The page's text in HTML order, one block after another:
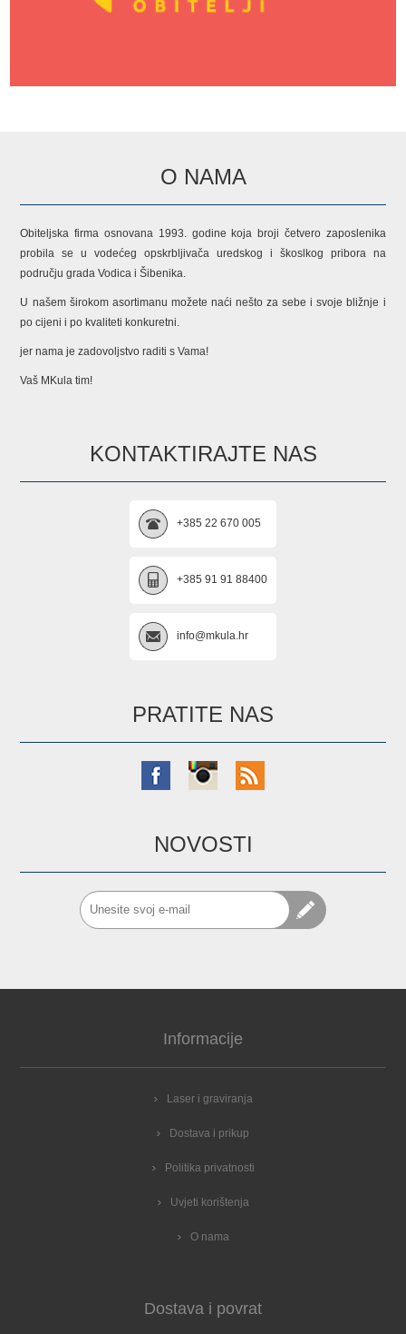
O NAMA
Obiteljska firma osnovana 1993. godine koja broji četvero zaposlenika
probila se u vodećeg opskrbljivača uredskog i škoslkog pribora na
području grada Vodica i Šibenika.
U našem širokom asortimanu možete naći nešto za sebe i svoje bližnje i
po cijeni i po kvaliteti konkuretni.
jer nama je zadovoljstvo raditi s Vama!
Vaš MKula tim!
KONTAKTIRAJTE NAS
+385 22 670 005
+385 91 91 88400
info@mkula.hr
PRATITE NAS
NOVOSTI
Informacije
Laser i graviranja
Dostava i prikup
Politika privatnosti
Uvjeti korištenja
O nama
Dostava i povrat